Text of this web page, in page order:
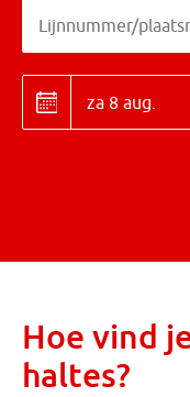
Lijnnummer/
Lijnnummer/
Datum
Datum
Hoe vind
haltes?